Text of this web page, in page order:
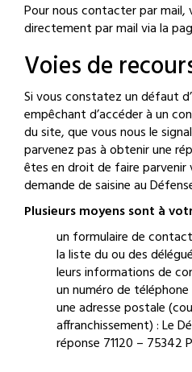
Pour nous contacter par mail,
directement par mail via la
Voies de
Si vous constatez un défaut
empêchant d’accéder à un
du site, que vous nous le
parvenez pas à obtenir une
êtes en droit de faire parvenir
demande de saisine au
Plusieurs moyens sont à
un formulaire de contact
la liste du ou des
leurs informations de
un numéro de téléphone
une adresse postale
affranchissement) : Le
réponse 71120 – 75342